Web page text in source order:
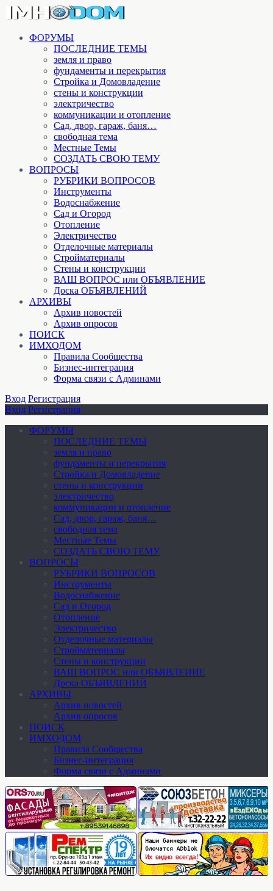
ФОРУМЫ
ПОСЛЕДНИЕ ТЕМЫ
земля и право
фундаменты и перекрытия
Стройка и Домовладение
стены и конструкции
электричество
коммуникации и отопление
Cад, двор, гараж, баня…
свободная тема
Местные Темы
СОЗДАТЬ СВОЮ ТЕМУ
ВОПРОСЫ
РУБРИКИ ВОПРОСОВ
Инструменты
Водоснабжение
Сад и Огород
Отопление
Электричество
Отделочные материалы
Стройматериалы
Стены и конструкции
ВАШ ВОПРОС или ОБЪЯВЛЕНИЕ
Доска ОБЪЯВЛЕНИЙ
АРХИВЫ
Архив новостей
Архив опросов
ПОИСК
ИМХОДОМ
Правила Сообщества
Бизнес-интеграция
Форма связи с Админами
Вход Регистрация
Вход Регистрация
ФОРУМЫ
ПОСЛЕДНИЕ ТЕМЫ
земля и право
фундаменты и перекрытия
Стройка и Домовладение
стены и конструкции
электричество
коммуникации и отопление
Cад, двор, гараж, баня…
свободная тема
Местные Темы
СОЗДАТЬ СВОЮ ТЕМУ
ВОПРОСЫ
РУБРИКИ ВОПРОСОВ
Инструменты
Водоснабжение
Сад и Огород
Отопление
Электричество
Отделочные материалы
Стройматериалы
Стены и конструкции
ВАШ ВОПРОС или ОБЪЯВЛЕНИЕ
Доска ОБЪЯВЛЕНИЙ
АРХИВЫ
Архив новостей
Архив опросов
ПОИСК
ИМХОДОМ
Правила Сообщества
Бизнес-интеграция
Форма связи с Админами